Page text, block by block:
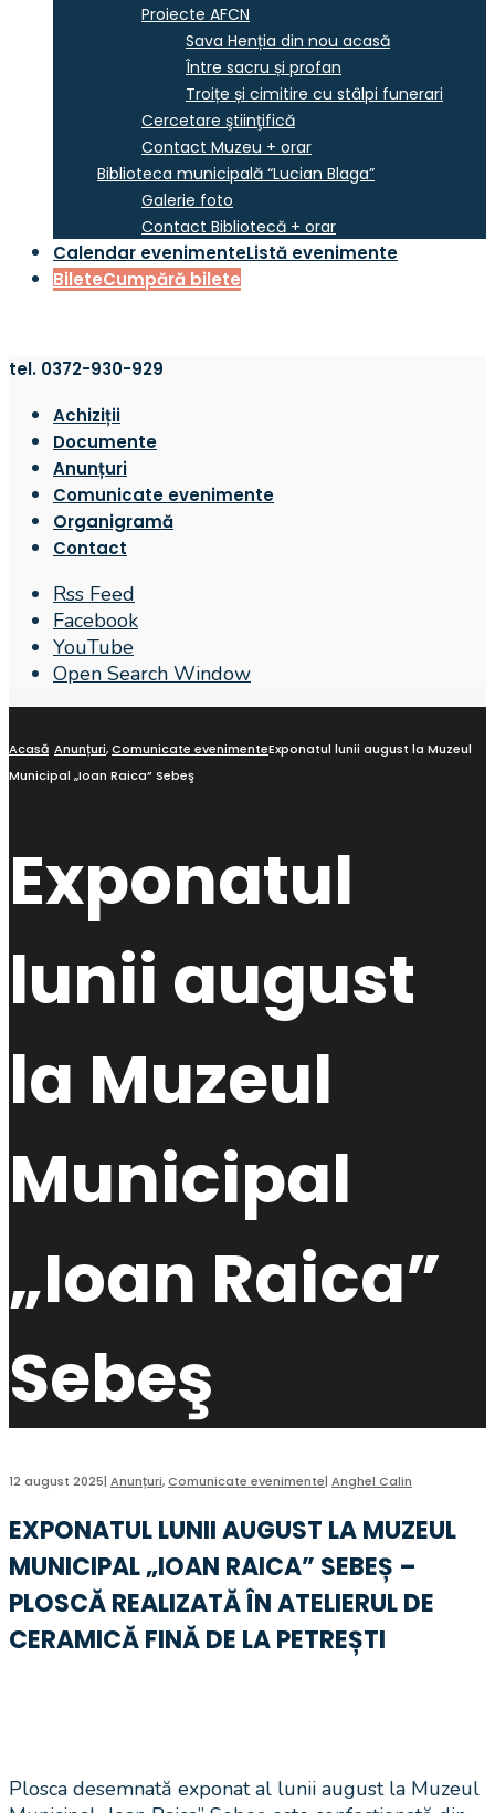
Proiecte AFCN
Sava Henția din nou acasă
Între sacru și profan
Troițe și cimitire cu stâlpi funerari
Cercetare ştiinţifică
Contact Muzeu + orar
Biblioteca municipală “Lucian Blaga”
Galerie foto
Contact Bibliotecă + orar
Calendar evenimenteListă evenimente
BileteCumpără bilete
tel. 0372-930-929
Achiziții
Documente
Anunțuri
Comunicate evenimente
Organigramă
Contact
Rss Feed
Facebook
YouTube
Open Search Window
Acasă Anunțuri,Comunicate evenimenteExponatul lunii august la Muzeul
Municipal „Ioan Raica” Sebeş
Exponatul
lunii august
la Muzeul
Municipal
„Ioan Raica”
Sebeş
12 august 2025| Anunțuri,Comunicate evenimente| Anghel Calin
EXPONATUL LUNII AUGUST LA MUZEUL
MUNICIPAL „IOAN RAICA” SEBEȘ –
PLOSCĂ REALIZATĂ ÎN ATELIERUL DE
CERAMICĂ FINĂ DE LA PETREȘTI
Plosca desemnată exponat al lunii august la Muzeul